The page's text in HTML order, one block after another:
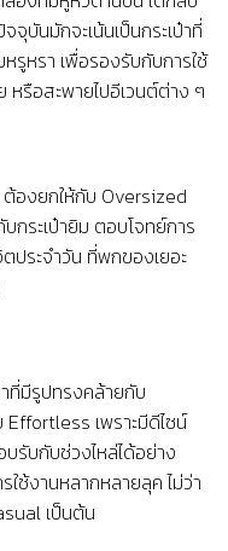
บันมักจะเน้นเป็นกระเป๋าที่
หรูหรา เพื่อรองรับกับการใช้
หรือสะพายไปอีเวนต์ต่าง ๆ
ต้องยกให้กับ Oversized
กระเป๋ายิม ตอบโจทย์การ
ประจำวัน ที่พกของเยอะ
าที่มีรูปทรงคล้ายกับ
Effortless เพราะมีดีไซน์
รับกับช่วงไหล่ได้อย่าง
ใช้งานหลากหลายลุค ไม่ว่า
เป็นต้น